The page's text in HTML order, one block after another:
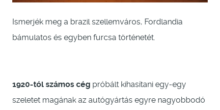
Ismerjék meg a brazil szellemváros, Fordlandia
bámulatos és egyben furcsa történetét.
1920-tól számos cég próbált kihasítani egy-egy
szeletet magának az autógyártás egyre nagyobbodó